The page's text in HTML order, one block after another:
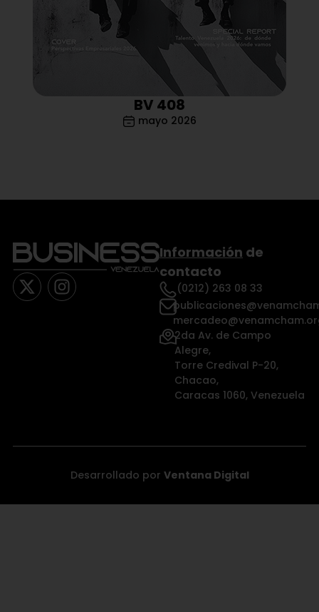
BV 408
mayo 2026
Información de
contacto
(0212) 263 08 33
2da Av. de Campo
Alegre,
Torre Credival P-20,
Chacao,
Caracas 1060, Venezuela
Desarrollado por Ventana Digital